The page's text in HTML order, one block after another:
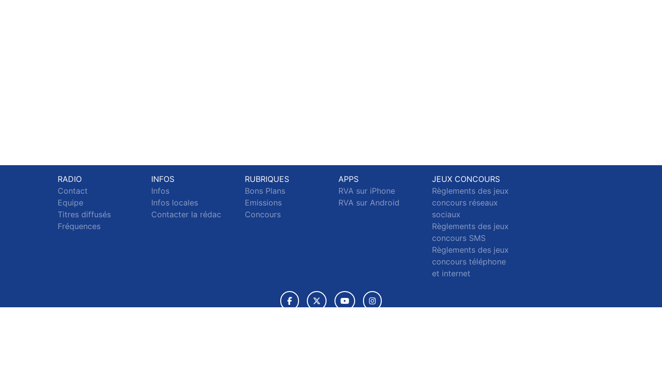
RADIO
Contact
Equipe
Titres diffusés
Fréquences
INFOS
Infos
Infos locales
Contacter la rédac
RUBRIQUES
Bons Plans
Emissions
Concours
APPS
RVA sur iPhone
RVA sur Android
JEUX CONCOURS
Règlements des jeux
concours réseaux
sociaux
Règlements des jeux
concours SMS
Règlements des jeux
concours téléphone
et internet